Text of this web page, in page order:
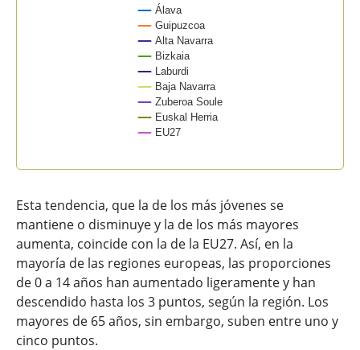
Álava
Guipuzcoa
Alta Navarra
Bizkaia
Laburdi
Baja Navarra
Zuberoa Soule
Euskal Herria
EU27
Esta tendencia, que la de los más jóvenes se
mantiene o disminuye y la de los más mayores
aumenta, coincide con la de la EU27. Así, en la
mayoría de las regiones europeas, las proporciones
de 0 a 14 años han aumentado ligeramente y han
descendido hasta los 3 puntos, según la región. Los
mayores de 65 años, sin embargo, suben entre uno y
cinco puntos.